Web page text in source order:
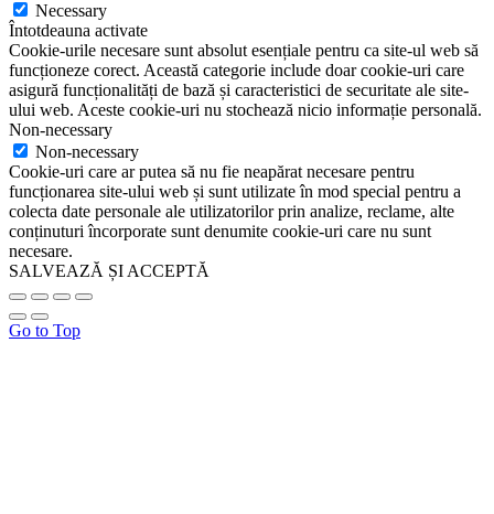
Necessary
Întotdeauna activate
Cookie-urile necesare sunt absolut esențiale pentru ca site-ul web să
funcționeze corect. Această categorie include doar cookie-uri care
asigură funcționalități de bază și caracteristici de securitate ale site-
ului web. Aceste cookie-uri nu stochează nicio informație personală.
Non-necessary
Non-necessary
Cookie-uri care ar putea să nu fie neapărat necesare pentru
funcționarea site-ului web și sunt utilizate în mod special pentru a
colecta date personale ale utilizatorilor prin analize, reclame, alte
conținuturi încorporate sunt denumite cookie-uri care nu sunt
necesare.
SALVEAZĂ ȘI ACCEPTĂ
Go to Top